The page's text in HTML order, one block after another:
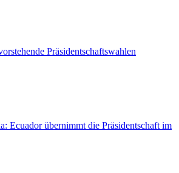
Präsidentschaftswahlen
Ecuador übernimmt die Präsidentschaft im